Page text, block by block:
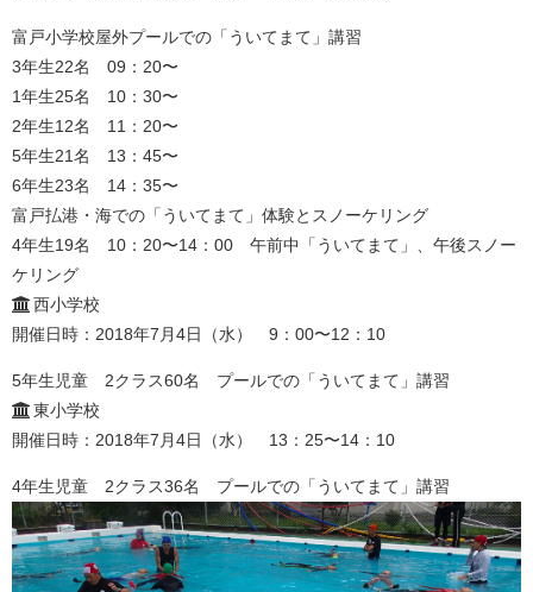
富戸小学校屋外プールでの「ういてまて」講習
3年生22名 09：20〜
1年生25名 10：30〜
2年生12名 11：20〜
5年生21名 13：45〜
6年生23名 14：35〜
富戸払港・海での「ういてまて」体験とスノーケリング
4年生19名 10：20〜14：00 午前中「ういてまて」、午後スノー
ケリング
西小学校
開催日時：2018年7月4日（水） 9：00〜12：10
5年生児童 2クラス60名 プールでの「ういてまて」講習
東小学校
開催日時：2018年7月4日（水） 13：25〜14：10
4年生児童 2クラス36名 プールでの「ういてまて」講習